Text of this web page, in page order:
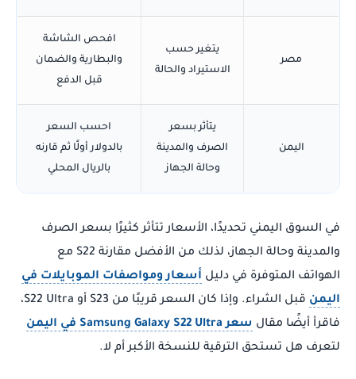
مصر
يتغير حسب
الاستيراد والحالة
افحص الشاشة
والبطارية والضمان
قبل الدفع
اليمن
يتأثر بسعر
الصرف والمدينة
وحالة الجهاز
احسب السعر
بالدولار أولًا ثم قارنه
بالريال المحلي
في السوق اليمني تحديدًا، الأسعار تتأثر كثيرًا بسعر الصرف
والمدينة وحالة الجهاز، لذلك من الأفضل مقارنة S22 مع
الهواتف المتوفرة في دليل أسعار ومواصفات الموبايلات في
اليمن
قبل الشراء. وإذا كان السعر قريبًا من S23 أو S22 Ultra،
فاقرأ أيضًا مقال سعر Samsung Galaxy S22 Ultra في اليمن
لتعرف هل تستحق الترقية للنسخة الأكبر أم لا.